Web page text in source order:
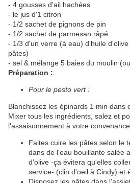
- 4 gousses d'ail hachées
- le jus d'1 citron
- 1/2 sachet de pignons de pin
- 1/2 sachet de parmesan râpé
- 1/3 d'un verre (à eau) d'huile
pâtes)
- sel & mélange 5 baies du moulin
Préparation :
Pour le pesto vert :
Blanchissez les épinards 1 min dans
Mixer tous les ingrédients, salez et
l'assaisonnement à votre
Faites cuire les pâtes selon le
dans de l'eau bouillante salée
d'olive -ça évitera qu'elles
service- (clin d'oeil à Cindy) et